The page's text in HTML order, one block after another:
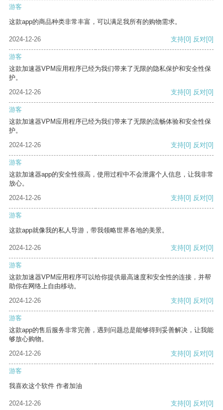
游客
这款app的商品种类非常丰富，可以满足我所有的购物需求。
2024-12-26 支持[0] 反对[0]
游客
这款加速器VPM应用程序已经为我们带来了无限的隐私保护和安全性保
护。
2024-12-26
支持[0] 反对[0]
游客
这款加速器VPM应用程序已经为我们带来了无限的流畅体验和安全性保
护。
2024-12-26
支持[0] 反对[0]
游客
这款加速器app的安全性很高，使用过程中不会泄露个人信息，让我非常
放心。
2024-12-26
支持[0] 反对[0]
游客
这款app就像我的私人导游，带我领略世界各地的美景。
2024-12-26 支持[0] 反对[0]
游客
这款加速器VPM应用程序可以给你提供最高速度和安全性的连接，并帮
助你在网络上自由移动。
2024-12-26
支持[0] 反对[0]
游客
这款app的售后服务非常完善，遇到问题总是能够得到妥善解决，让我能
够放心购物。
2024-12-26
支持[0] 反对[0]
游客
我喜欢这个软件 作者加油
2024-12-26 支持[0] 反对[0]